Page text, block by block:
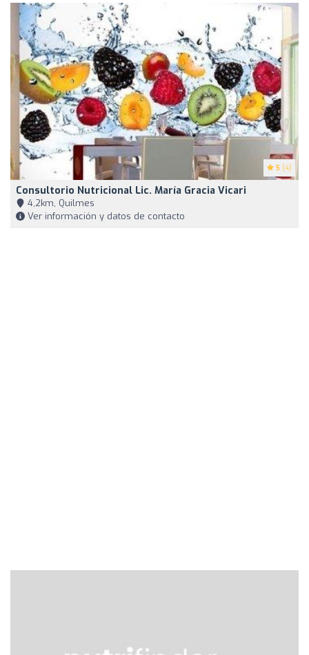
5 (4)
Consultorio Nutricional Lic. María Gracia Vicari
4,2km, Quilmes
Ver información y datos de contacto